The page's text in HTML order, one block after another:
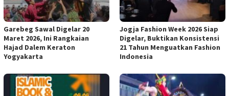
Garebeg Sawal Digelar 20
Maret 2026, Ini Rangkaian
Hajad Dalem Keraton
Yogyakarta
Jogja Fashion Week 2026 Siap
Digelar, Buktikan Konsistensi
21 Tahun Menguatkan Fashion
Indonesia